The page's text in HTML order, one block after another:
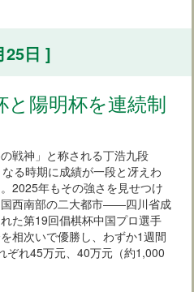
25日 ]
と陽明杯を連続制
戦神」と称される丁浩九段
る時期に成績が一段と冴えわ
2025年もその強さを見せつけ
西南部の二大都市――四川省成
た第19回倡棋杯中国プロ選手
相次いで優勝し、わずか1週間
ぞれ45万元、40万元（約1,000